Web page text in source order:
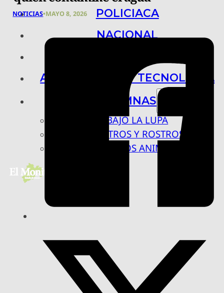
POLICIACA
NACIONAL
ARTE, CIENCIA Y TECNOLOGÍA
COLUMNAS
BAJO LA LUPA
RASTROS Y ROSTROS
VÍNCULOS ANIMALES
NOTICIAS•MAYO 8, 2026